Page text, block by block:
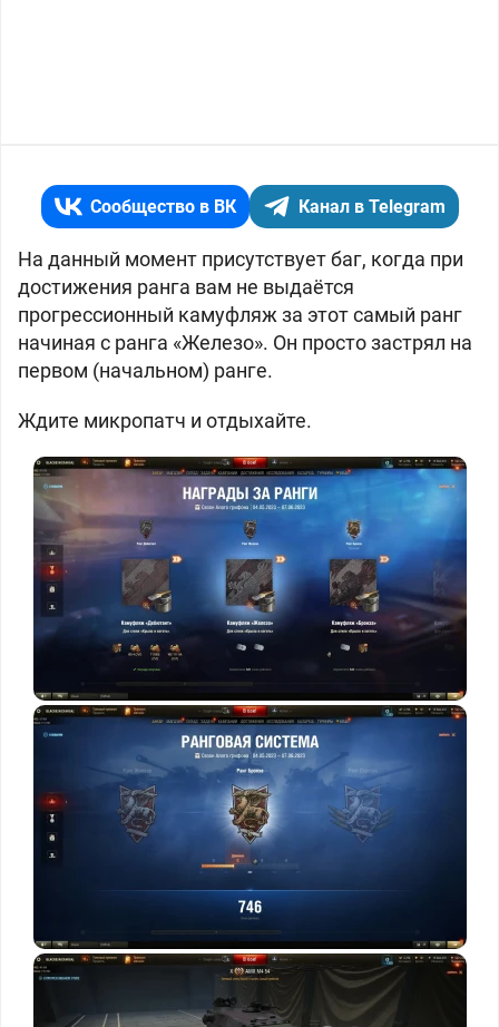
Сообщество в ВК Канал в Telegram
На данный момент присутствует баг, когда при
достижения ранга вам не выдаётся
прогрессионный камуфляж за этот самый ранг
начиная с ранга «Железо». Он просто застрял на
первом (начальном) ранге.
Ждите микропатч и отдыхайте.